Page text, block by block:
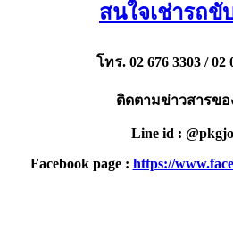
สนใจเช่ารถ
โทร. 02 676 3303 / 02
ติดตามข่าวสารขอ
Line id :
Facebook page : https://